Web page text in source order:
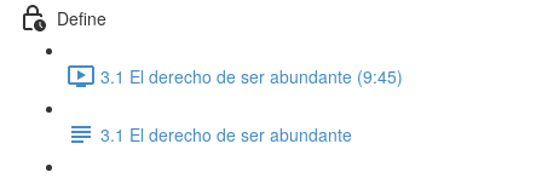
Define
3.1 El derecho de ser abundante (9:45)
3.1 El derecho de ser abundante